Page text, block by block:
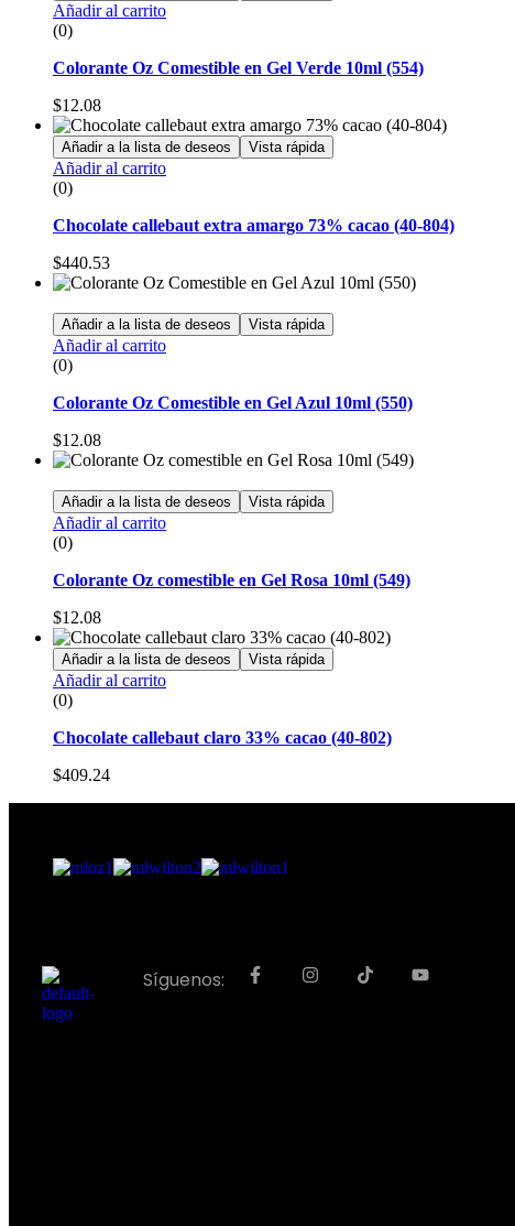
Añadir al carrito
(0)
Colorante Oz Comestible en Gel Verde 10ml (554)
$12.08
Añadir a la lista de deseos Vista rápida
Añadir al carrito
(0)
Chocolate callebaut extra amargo 73% cacao (40-804)
$440.53
Añadir a la lista de deseos Vista rápida
Añadir al carrito
(0)
Colorante Oz Comestible en Gel Azul 10ml (550)
$12.08
Añadir a la lista de deseos Vista rápida
Añadir al carrito
(0)
Colorante Oz comestible en Gel Rosa 10ml (549)
$12.08
Añadir a la lista de deseos Vista rápida
Añadir al carrito
(0)
Chocolate callebaut claro 33% cacao (40-802)
$409.24
Síguenos: